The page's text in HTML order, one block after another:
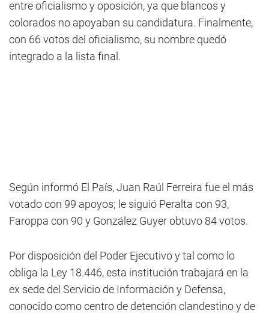
entre oficialismo y oposición, ya que blancos y
colorados no apoyaban su candidatura. Finalmente,
con 66 votos del oficialismo, su nombre quedó
integrado a la lista final.
Según informó El País, Juan Raúl Ferreira fue el más
votado con 99 apoyos; le siguió Peralta con 93,
Faroppa con 90 y González Guyer obtuvo 84 votos.
Por disposición del Poder Ejecutivo y tal como lo
obliga la Ley 18.446, esta institución trabajará en la
ex sede del Servicio de Información y Defensa,
conocido como centro de detención clandestino y de